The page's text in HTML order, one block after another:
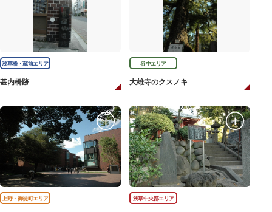
浅草橋・蔵前エリア
甚内橋跡
谷中エリア
大雄寺のクスノキ
上野・御徒町エリア 浅草中央部エリア